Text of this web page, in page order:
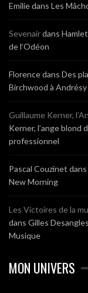
Emiliedans Les
Sevenairdans
de l’Odéon
Florencedans Des
Birchwood à Andrésy
Guillaume Kerner,
Kerner, l’ange blond
professionnel
Pascal Couzinet dans
New Morning
Les Victoires de la
dans Gilles
Musique
MON UNIVERS